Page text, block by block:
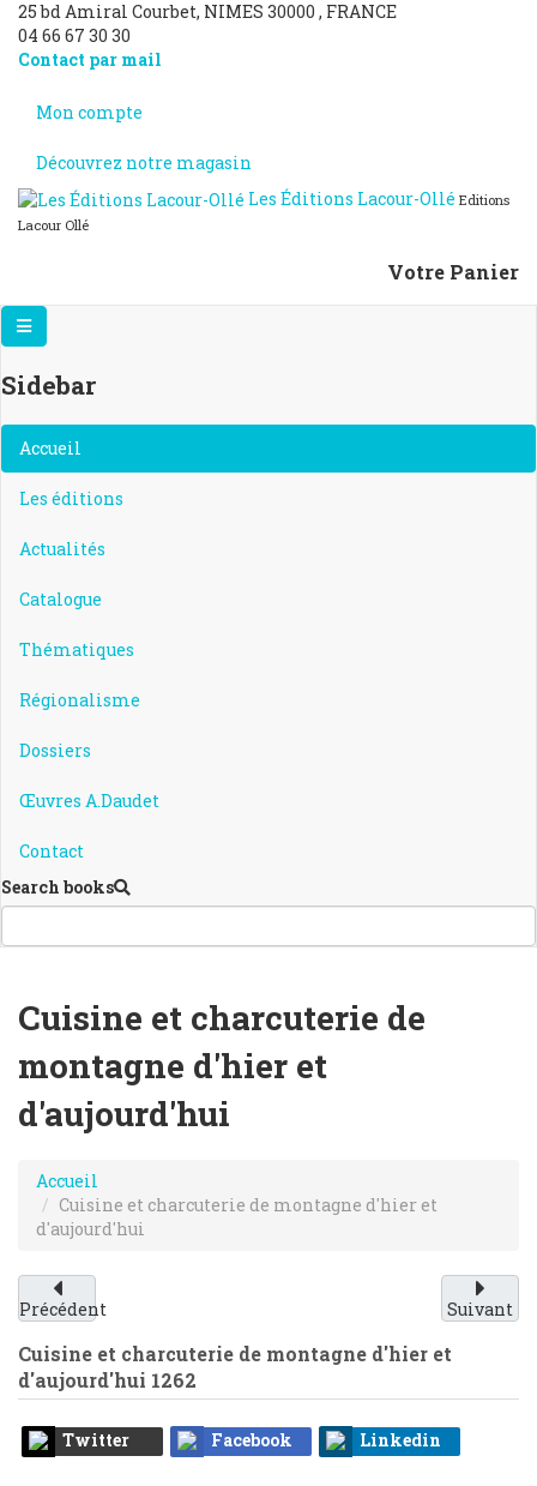
25 bd Amiral Courbet, NIMES 30000 , FRANCE
04 66 67 30 30
Contact par mail
Mon compte
Découvrez notre magasin
Les Éditions Lacour-Ollé Editions
Lacour Ollé
Votre Panier
Sidebar
×
Accueil
Les éditions
Actualités
Catalogue
Thématiques
Régionalisme
Dossiers
Œuvres A.Daudet
Contact
Search books
Cuisine et charcuterie de
montagne d'hier et
d'aujourd'hui
Accueil
Cuisine et charcuterie de montagne d'hier et
d'aujourd'hui
Précédent Suivant
Cuisine et charcuterie de montagne d'hier et
d'aujourd'hui 1262
Twitter Facebook Linkedin